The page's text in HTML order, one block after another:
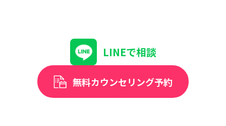
LINEで相談
無料カウンセリング予約